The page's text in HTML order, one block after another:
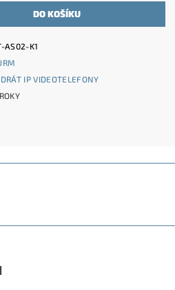
AS02-K1
IP VIDEOTELEFONY